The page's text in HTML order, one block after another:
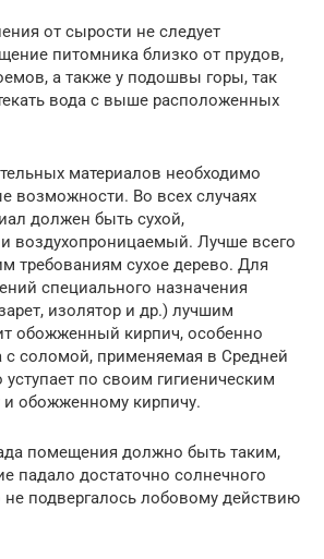
от сырости не следует
питомника близко от прудов,
а также у подошвы горы, так
вода с выше расположенных
материалов необходимо
возможности. Во всех случаях
должен быть сухой,
воздухопроницаемый. Лучше всего
требованиям сухое дерево. Для
специального назначения
изолятор и др.) лучшим
обожженный кирпич, особенно
с соломой, применяемая в Средней
по своим гигиеническим
и обожженному кирпичу.
помещения должно быть таким,
падало достаточно солнечного
подвергалось лобовому действию